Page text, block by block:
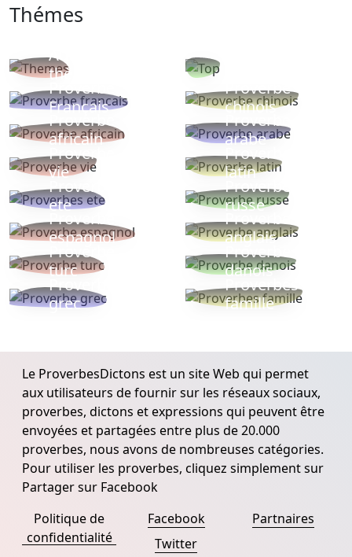
Thémes
Autres
thèmes
Proverbe
Français
Proverbe
chinois
Proverbe
africain
Proverbe
arabe
Proverbe
vie
Proverbe
latin
Proverbes
ete
Proverbe
russe
Proverbe
espagnol
Proverbe
anglais
Proverbe
turc
Proverbe
danois
Proverbe
grec
Proverbes
famille
Le ProverbesDictons est un site Web qui permet
aux utilisateurs de fournir sur les réseaux sociaux,
proverbes, dictons et expressions qui peuvent être
envoyées et partagées entre plus de 20.000
proverbes, nous avons de nombreuses catégories.
Pour utiliser les proverbes, cliquez simplement sur
Partager sur Facebook
Politique de
confidentialité
Facebook
Twitter
Partnaires